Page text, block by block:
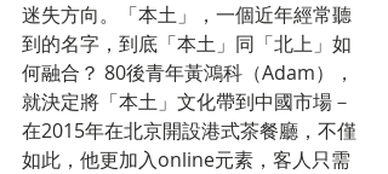
迷失方向。「本土」，一個近年經常聽
到的名字，到底「本土」同「北上」如
何融合？ 80後青年黃鴻科（Adam），
就決定將「本土」文化帶到中國市場－
在2015年在北京開設港式茶餐廳，不僅
如此，他更加入online元素，客人只需